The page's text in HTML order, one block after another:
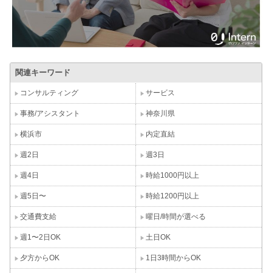
関連キーワード
コンサルティング サービス
事務/アシスタント 神奈川県
横浜市 内定直結
週2日 週3日
週4日 時給1000円以上
週5日〜 時給1200円以上
交通費支給 曜日/時間が選べる
週1〜2日OK 土日OK
夕方からOK 1日3時間からOK